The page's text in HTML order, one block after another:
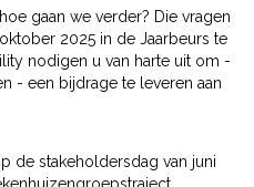
gaan we verder? Die vragen
2025 in de Jaarbeurs te
nodigen u van harte uit om -
- een bijdrage te leveren aan
de stakeholdersdag van juni